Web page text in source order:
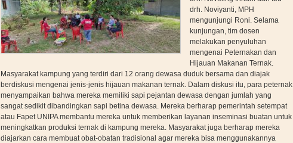
drh. Noviyanti, MPH
mengunjungi Roni. Selama
kunjungan, tim dosen
melakukan penyuluhan
mengenai Peternakan dan
Hijauan Makanan Ternak.
Masyarakat kampung yang terdiri dari 12 orang dewasa duduk bersama dan diajak
berdiskusi mengenai jenis-jenis hijauan makanan ternak. Dalam diskusi itu, para peternak
menyampaikan bahwa mereka memiliki sapi pejantan dewasa dengan jumlah yang
sangat sedikit dibandingkan sapi betina dewasa. Mereka berharap pemerintah setempat
atau Fapet UNIPA membantu mereka untuk memberikan layanan inseminasi buatan untuk
meningkatkan produksi ternak di kampung mereka. Masyarakat juga berharap mereka
diajarkan cara membuat obat-obatan tradisional agar mereka bisa menggunakannya